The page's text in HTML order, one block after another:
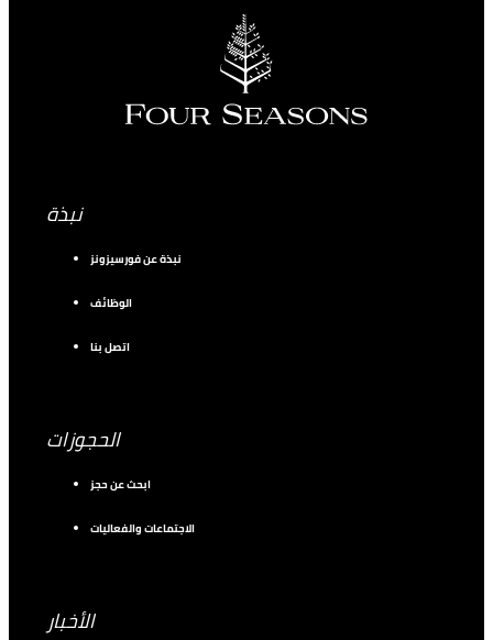
نبذة
نبذة عن فورسيزونز
الوظائف
اتصل بنا
الحجوزات
ابحث عن حجز
الاجتماعات والفعاليات
الأخبار